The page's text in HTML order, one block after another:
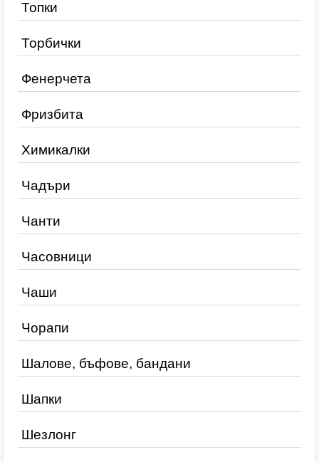
Топки
Торбички
Фенерчета
Фризбита
Химикалки
Чадъри
Чанти
Часовници
Чаши
Чорапи
Шалове, бъфове, бандани
Шапки
Шезлонг